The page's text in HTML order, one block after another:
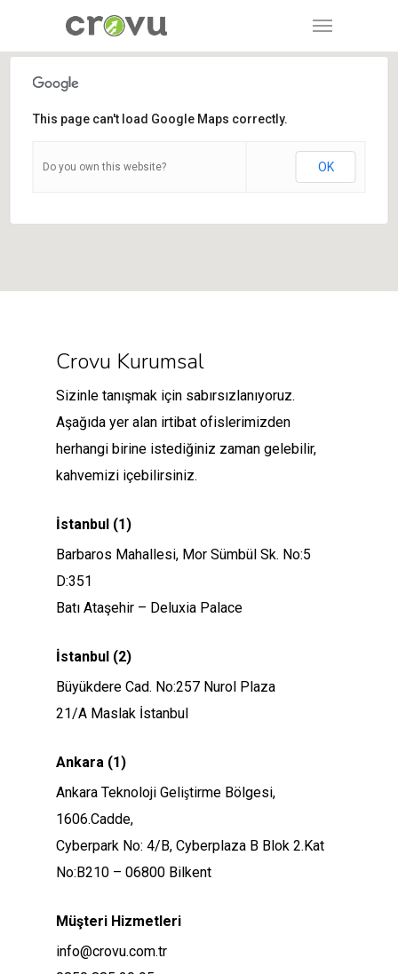
This page can't load Google Maps correctly.
Do you own this website? OK
Crovu Kurumsal
Sizinle tanışmak için sabırsızlanıyoruz.
Aşağıda yer alan irtibat ofislerimizden
herhangi birine istediğiniz zaman gelebilir,
kahvemizi içebilirsiniz.
İstanbul (1)
Barbaros Mahallesi, Mor Sümbül Sk. No:5
D:351
Batı Ataşehir – Deluxia Palace
İstanbul (2)
Büyükdere Cad. No:257 Nurol Plaza
21/A Maslak İstanbul
Ankara (1)
Ankara Teknoloji Geliştirme Bölgesi,
1606.Cadde,
Cyberpark No: 4/B, Cyberplaza B Blok 2.Kat
No:B210 – 06800 Bilkent
Müşteri Hizmetleri
info@crovu.com.tr